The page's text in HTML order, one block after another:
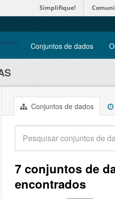
Simplifique!
Conjuntos de dados
Conjuntos de dados
7 conjuntos de
encontrados